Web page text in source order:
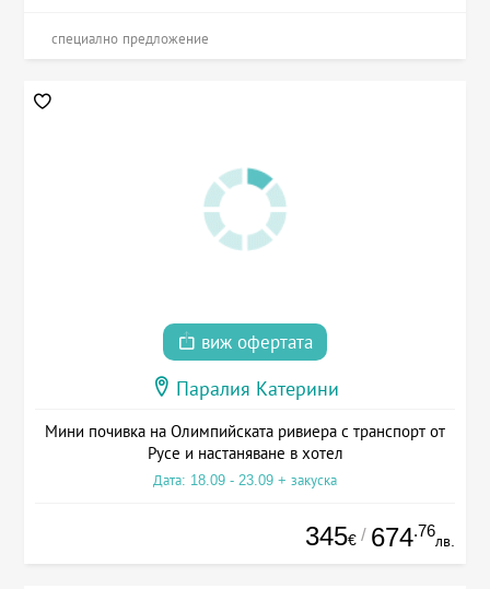
специално предложение
виж офертата
Паралия Катерини
Мини почивка на Олимпийската ривиера с транспорт от
Русе и настаняване в хотел
Дата: 18.09 - 23.09 + закуска
345€ / 674.76
лв.